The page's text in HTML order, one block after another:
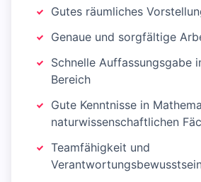
Gutes räumliches
Genaue und sorgfältige
Schnelle Auffassungsgabe
Bereich
Gute Kenntnisse in
naturwissenschaftlichen
Teamfähigkeit und